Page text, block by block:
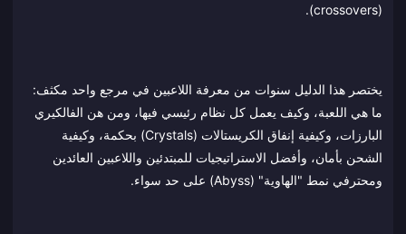
(crossovers).
يختصر هذا الدليل سنوات من معرفة اللاعبين في مرجع واحد مكثف:
ما هي اللعبة، وكيف يعمل كل نظام رئيسي فيها، ومن هن الفالكيري
البارزات، وكيفية إنفاق الكريستالات (Crystals) بحكمة، وكيفية
الشحن بأمان، وأفضل الاستراتيجيات للمبتدئين واللاعبين العائدين
ومحترفي نمط "الهاوية" (Abyss) على حد سواء.